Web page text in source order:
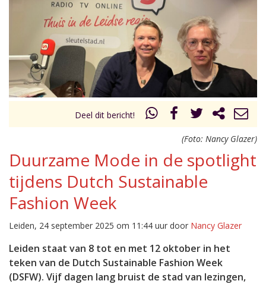
17.00 - 19.00 uur
uur 1 van 0 Volgend uur
Inklappen
Deel dit bericht!
(Foto: Nancy Glazer)
Duurzame Mode in de spotlight
tijdens Dutch Sustainable
Fashion Week
Leiden, 24 september 2025 om 11:44 uur door Nancy Glazer
Leiden staat van 8 tot en met 12 oktober in het
teken van de Dutch Sustainable Fashion Week
(DSFW). Vijf dagen lang bruist de stad van lezingen,